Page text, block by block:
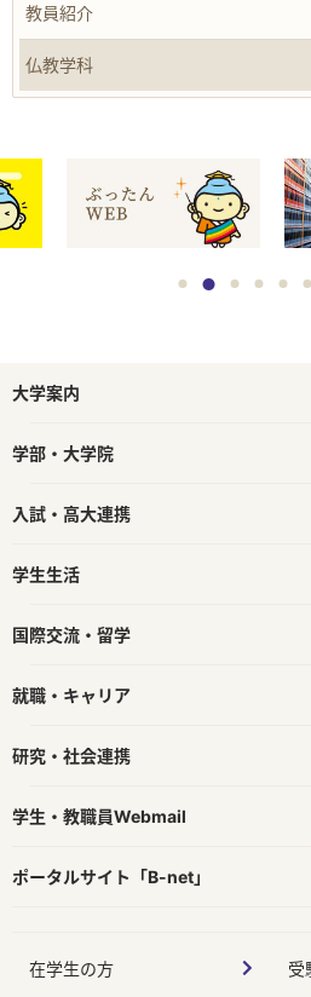
教員紹介
仏教学科
大学案内
学部・大学院
入試・高大連携
学生生活
国際交流・留学
就職・キャリア
研究・社会連携
学生・教職員Webmail
ポータルサイト「B-net」
在学生の方 受